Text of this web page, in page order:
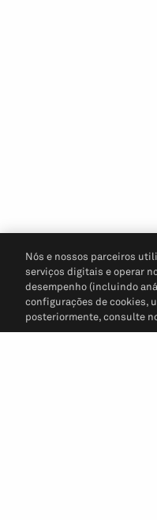
Nós e nossos parceiros
serviços digitais e operar
desempenho (incluindo
configurações de cookies,
posteriormente, consulte